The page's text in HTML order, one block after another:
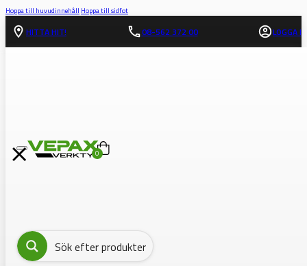
Hoppa till huvudinnehåll Hoppa till sidfot
HITTA HIT! 08-562 372 00 LOGGA IN
0